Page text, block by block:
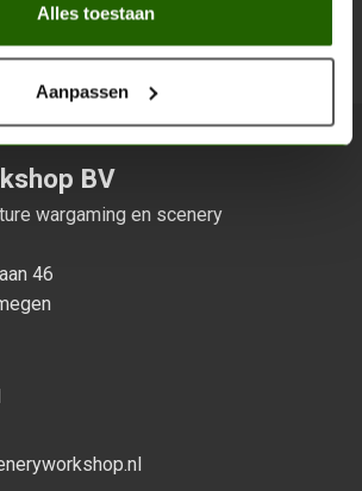
Alles toestaan
Aanpassen
BV
wargaming en scenery
46